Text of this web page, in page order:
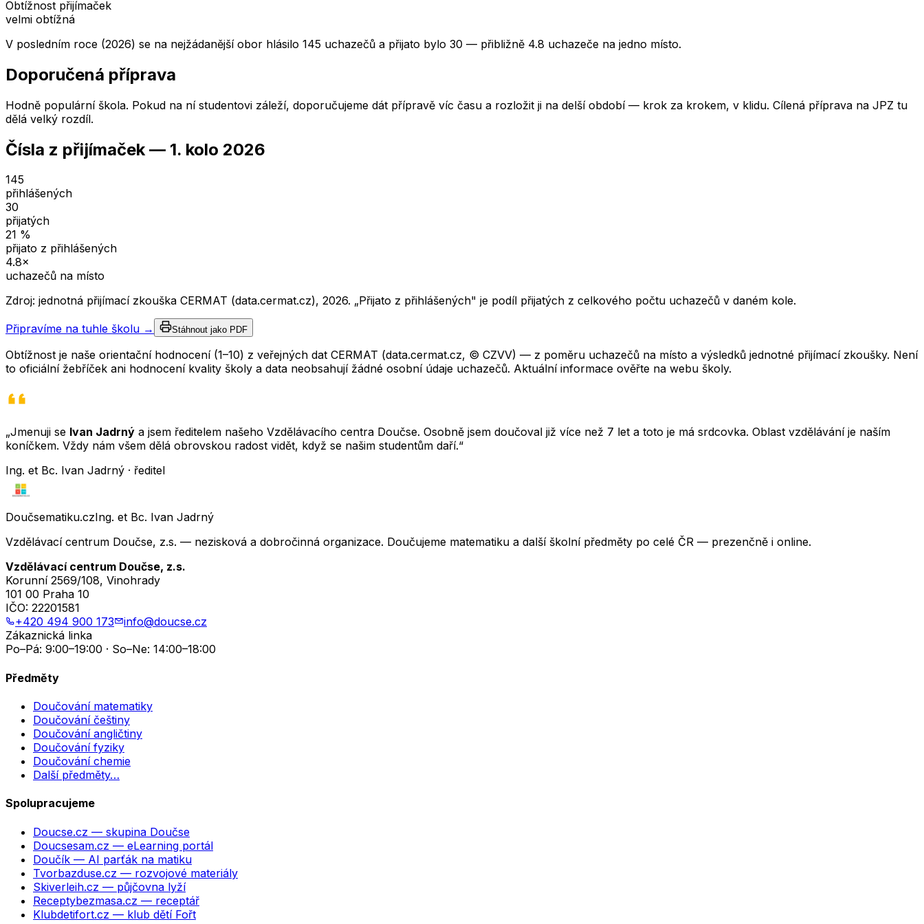
Obtížnost přijímaček
velmi obtížná
V posledním roce (2026) se na nejžádanější obor hlásilo 145 uchazečů a přijato bylo 30 — přibližně 4.8 uchazeče na jedno místo.
Doporučená příprava
Hodně populární škola. Pokud na ní studentovi záleží, doporučujeme dát přípravě víc času a rozložit ji na delší období — krok za krokem, v klidu. Cílená příprava na JPZ tu
dělá velký rozdíl.
Čísla z přijímaček — 1. kolo 2026
145
přihlášených
30
přijatých
21 %
přijato z přihlášených
4.8×
uchazečů na místo
Zdroj: jednotná přijímací zkouška CERMAT (data.cermat.cz), 2026. „Přijato z přihlášených" je podíl přijatých z celkového počtu uchazečů v daném kole.
Připravíme na tuhle školu → Stáhnout jako PDF
Obtížnost je naše orientační hodnocení (1–10) z veřejných dat CERMAT (data.cermat.cz, © CZVV) — z poměru uchazečů na místo a výsledků jednotné přijímací zkoušky. Není
to oficiální žebříček ani hodnocení kvality školy a data neobsahují žádné osobní údaje uchazečů. Aktuální informace ověřte na webu školy.
„Jmenuji se Ivan Jadrný a jsem ředitelem našeho Vzdělávacího centra Doučse. Osobně jsem doučoval již více než 7 let a toto je má srdcovka. Oblast vzdělávání je naším
koníčkem. Vždy nám všem dělá obrovskou radost vidět, když se našim studentům daří.“
Ing. et Bc. Ivan Jadrný · ředitel
Doučsematiku.czIng. et Bc. Ivan Jadrný
Vzdělávací centrum Doučse, z.s. — nezisková a dobročinná organizace. Doučujeme matematiku a další školní předměty po celé ČR — prezenčně i online.
Vzdělávací centrum Doučse, z.s.
Korunní 2569/108, Vinohrady
101 00 Praha 10
IČO: 22201581
+420 494 900 173
info@doucse.cz
Zákaznická linka
Po–Pá: 9:00–19:00 · So–Ne: 14:00–18:00
Předměty
Doučování matematiky
Doučování češtiny
Doučování angličtiny
Doučování fyziky
Doučování chemie
Další předměty…
Spolupracujeme
Doucse.cz — skupina Doučse
Doucsesam.cz — eLearning portál
Doučík — AI parťák na matiku
Tvorbazduse.cz — rozvojové materiály
Skiverleih.cz — půjčovna lyží
Receptybezmasa.cz — receptář
Klubdetifort.cz — klub dětí Fořt